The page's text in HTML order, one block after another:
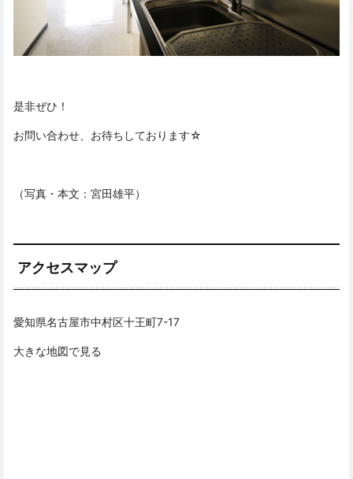
是非ぜひ！
お問い合わせ、お待ちしております☆
（写真・本文：宮田雄平）
アクセスマップ
愛知県名古屋市中村区十王町7-17
大きな地図で見る